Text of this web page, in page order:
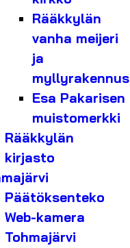
Rääkkylän
vanha meijeri
ja
myllyrakennus
Esa Pakarisen
muistomerkki
Rääkkylän
kirjasto
Päätöksenteko
Web-kamera
Tohmajärvi